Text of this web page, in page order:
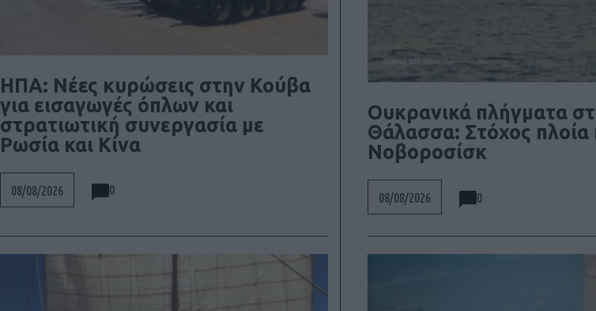
ΗΠΑ: Νέες κυρώσεις στην Κούβα
για εισαγωγές όπλων και
στρατιωτική συνεργασία με
Ρωσία και Κίνα
08/08/2026 0
Ουκρανικά πλήγματα
Θάλασσα: Στόχος πλοία
Νοβοροσίσκ
08/08/2026 0